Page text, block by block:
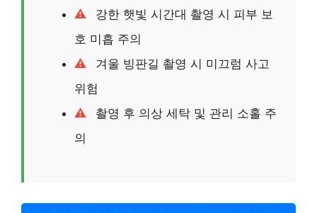
강한 햇빛 시간대 촬영 시 피부 보
호 미흡 주의
겨울 빙판길 촬영 시 미끄럼 사고
위험
촬영 후 의상 세탁 및 관리 소홀 주
의